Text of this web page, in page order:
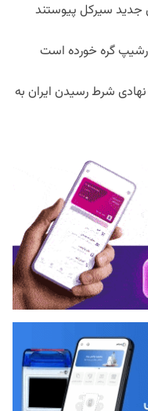
جدید سیرکل پیوستند
گره خورده است
شرط رسیدن ایران به